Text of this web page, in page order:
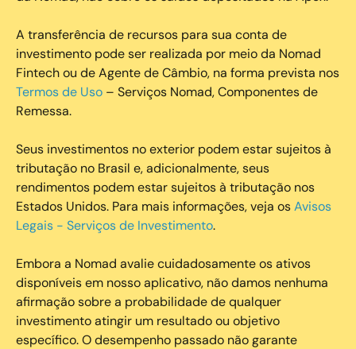
A transferência de recursos para sua conta de
investimento pode ser realizada por meio da Nomad
Fintech ou de Agente de Câmbio, na forma prevista nos
Termos de Uso – Serviços Nomad, Componentes de
Remessa.
Seus investimentos no exterior podem estar sujeitos à
tributação no Brasil e, adicionalmente, seus
rendimentos podem estar sujeitos à tributação nos
Estados Unidos. Para mais informações, veja osAvisos
Legais - Serviços de Investimento.
Embora a Nomad avalie cuidadosamente os ativos
disponíveis em nosso aplicativo, não damos nenhuma
afirmação sobre a probabilidade de qualquer
investimento atingir um resultado ou objetivo
específico. O desempenho passado não garante